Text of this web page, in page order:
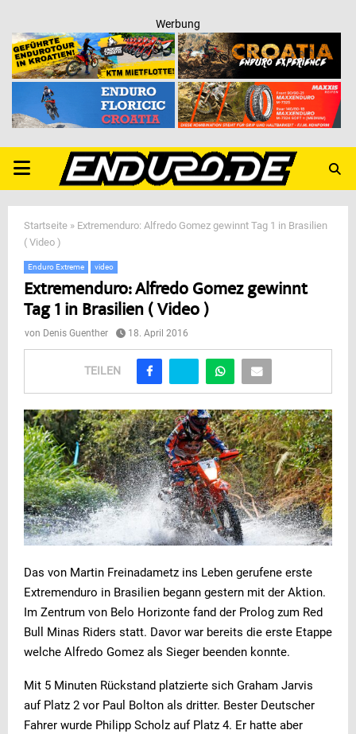
Werbung
PRIMARY
MENU
Startseite » Extremenduro: Alfredo Gomez gewinnt Tag 1 in Brasilien
( Video )
Enduro Extreme video
Extremenduro: Alfredo Gomez gewinnt
Tag 1 in Brasilien ( Video )
von Denis Guenther 18. April 2016
TEILEN
Das von Martin Freinadametz ins Leben gerufene erste
Extremenduro in Brasilien begann gestern mit der Aktion.
Im Zentrum von Belo Horizonte fand der Prolog zum Red
Bull Minas Riders statt. Davor war bereits die erste Etappe
welche Alfredo Gomez als Sieger beenden konnte.
Mit 5 Minuten Rückstand platzierte sich Graham Jarvis
auf Platz 2 vor Paul Bolton als dritter. Bester Deutscher
Fahrer wurde Philipp Scholz auf Platz 4. Er hatte aber